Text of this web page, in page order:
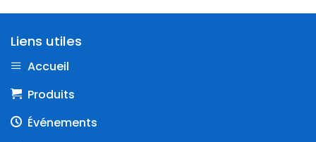
Liens utiles
Accueil
Produits
Événements